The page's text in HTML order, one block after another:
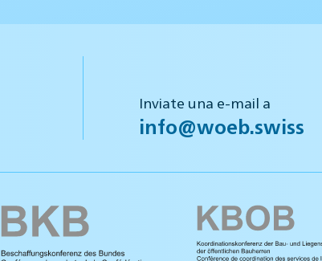
Inviate una e-mail a
info@woeb.swiss